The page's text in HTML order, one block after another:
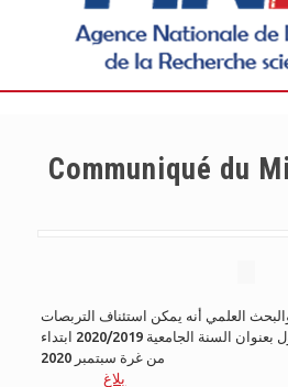
Communiqué du
والبحث العلمي أنه يمكن استئناف التربصات
بالخارج في إطار منح التداول بعنوان السنة الجامعية 2020/2019 ابتداء
من غرة سبتمبر 2020
بلاغ